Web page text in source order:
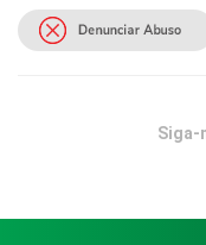
Siga-